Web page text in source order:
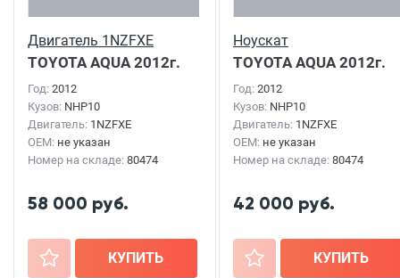
Двигатель 1NZFXE
TOYOTA AQUA2012г.
Год: 2012
Кузов: NHP10
Двигатель: 1NZFXE
OEM: не указан
Номер на складе: 80474
58 000 руб.
+ КУПИТЬ
Ноускат
TOYOTA AQUA2012г.
Год: 2012
Кузов: NHP10
Двигатель: 1NZFXE
OEM: не указан
Номер на складе: 80474
42 000 руб.
+ КУПИТЬ